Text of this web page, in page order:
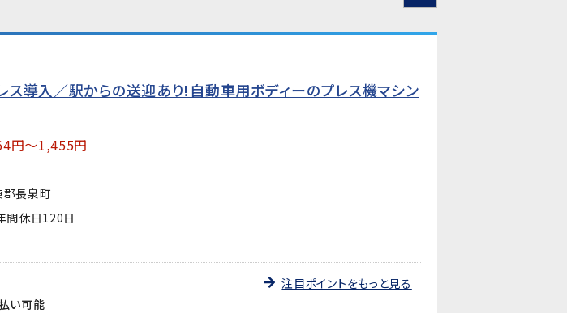
ス導入／駅からの送迎あり!自動車用ボディーのプレス機マシン
円～1,455円
長泉町
間休日120日
い可能
注目ポイントをもっと見る